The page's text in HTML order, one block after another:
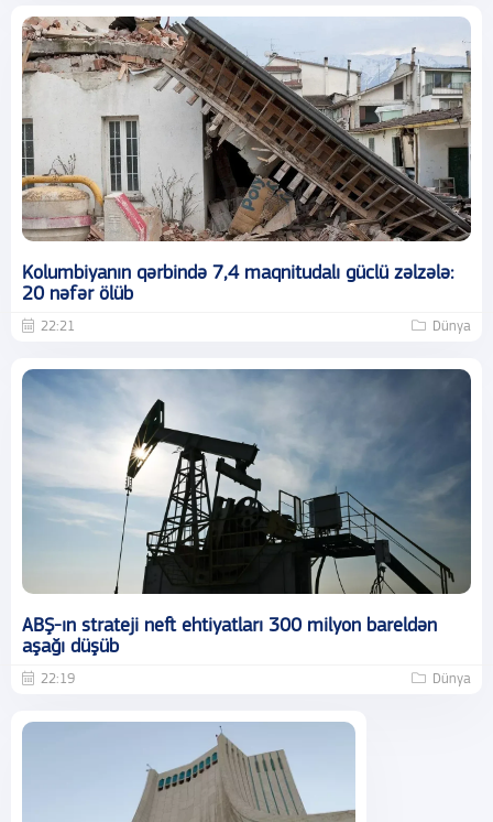
Kolumbiyanın qərbində 7,4 maqnitudalı güclü zəlzələ:
20 nəfər ölüb
22:21 Dünya
ABŞ-ın strateji neft ehtiyatları 300 milyon bareldən
aşağı düşüb
22:19 Dünya